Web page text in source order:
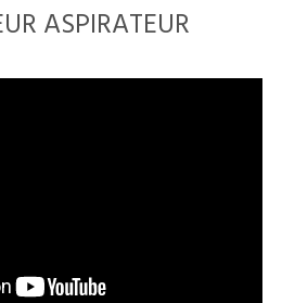
ASPIRATEUR